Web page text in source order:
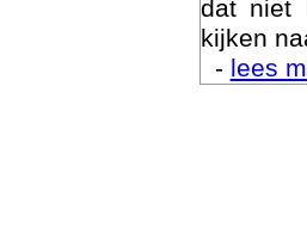
dat niet
kijken
- lees